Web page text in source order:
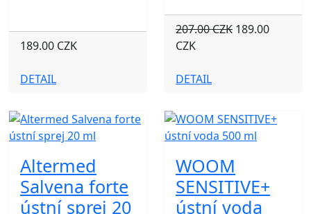
189.00 CZK
DETAIL
207.00 CZK 189.00
CZK
DETAIL
Altermed
Salvena forte
ústní sprej 20
WOOM
SENSITIVE+
ústní voda